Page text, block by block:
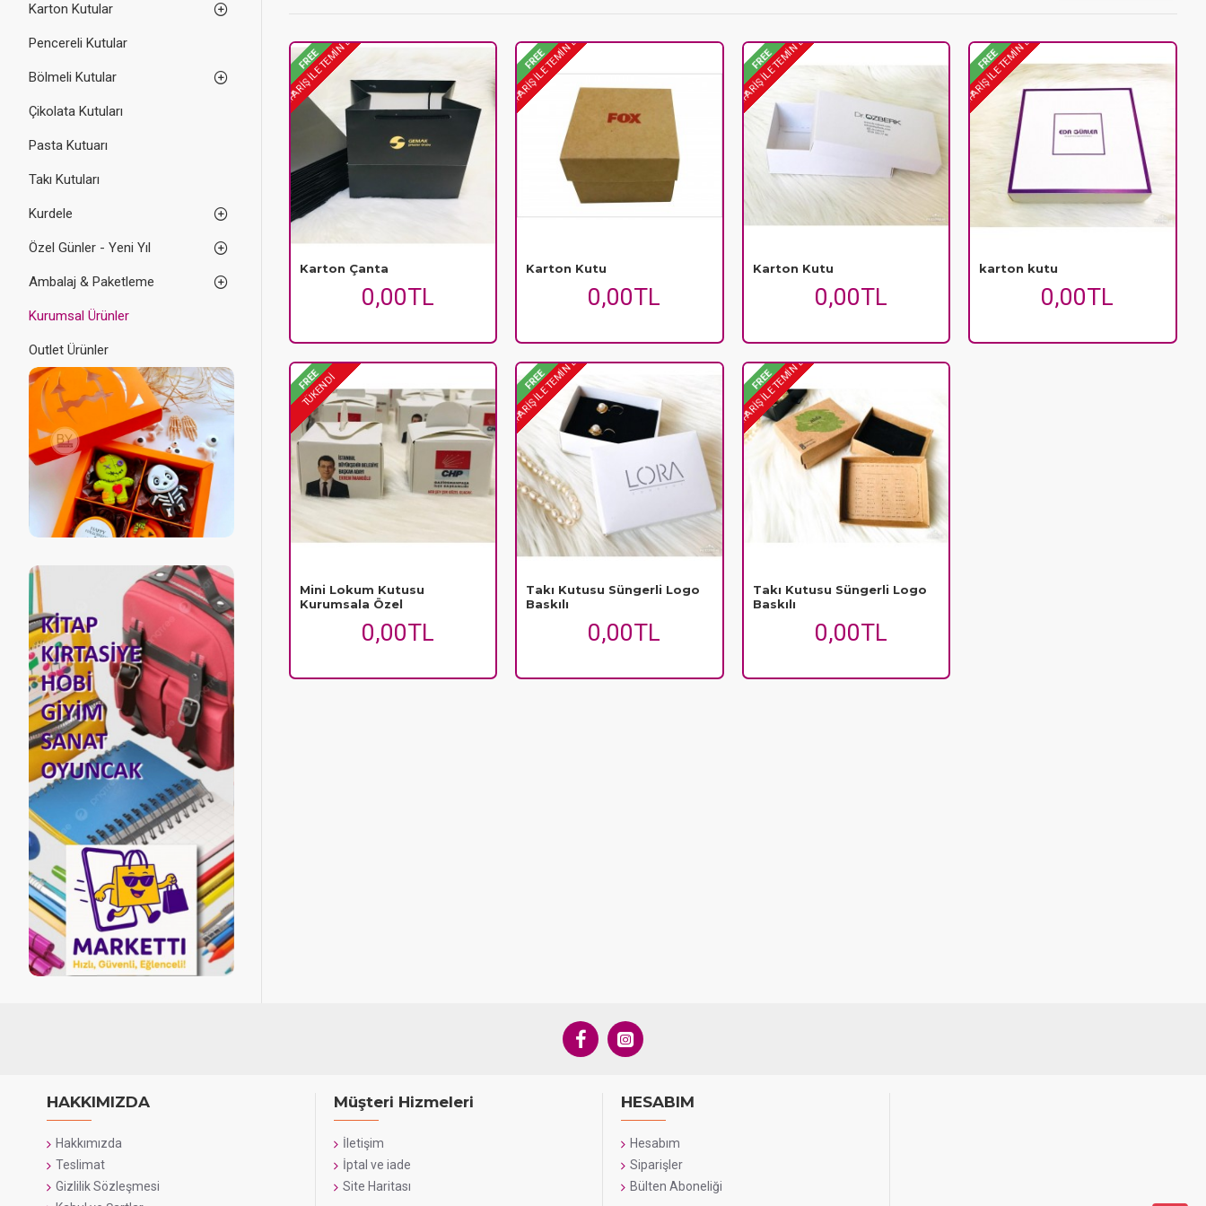
Karton Kutular
Pencereli Kutular
Bölmeli Kutular
Çikolata Kutuları
Pasta Kutuarı
Takı Kutuları
Kurdele
Özel Günler - Yeni Yıl
Ambalaj & Paketleme
Kurumsal Ürünler
Outlet Ürünler
FREE
ÖN SIPARIŞ ILE TEMIN EDILIR
Karton Çanta
0,00TL
FREE
ÖN SIPARIŞ ILE TEMIN EDILIR
Karton Kutu
0,00TL
FREE
ÖN SIPARIŞ ILE TEMIN EDILIR
Karton Kutu
0,00TL
FREE
ÖN SIPARIŞ ILE TEMIN EDILIR
karton kutu
0,00TL
FREE
TÜKENDİ
Mini Lokum Kutusu
Kurumsala Özel
0,00TL
FREE
ÖN SIPARIŞ ILE TEMIN EDILIR
Takı Kutusu Süngerli Logo
Baskılı
0,00TL
FREE
ÖN SIPARIŞ ILE TEMIN EDILIR
Takı Kutusu Süngerli Logo
Baskılı
0,00TL
HAKKIMIZDA
Hakkımızda
Teslimat
Gizlilik Sözleşmesi
Müşteri Hizmeleri
İletişim
İptal ve iade
Site Haritası
HESABIM
Hesabım
Siparişler
Bülten Aboneliği